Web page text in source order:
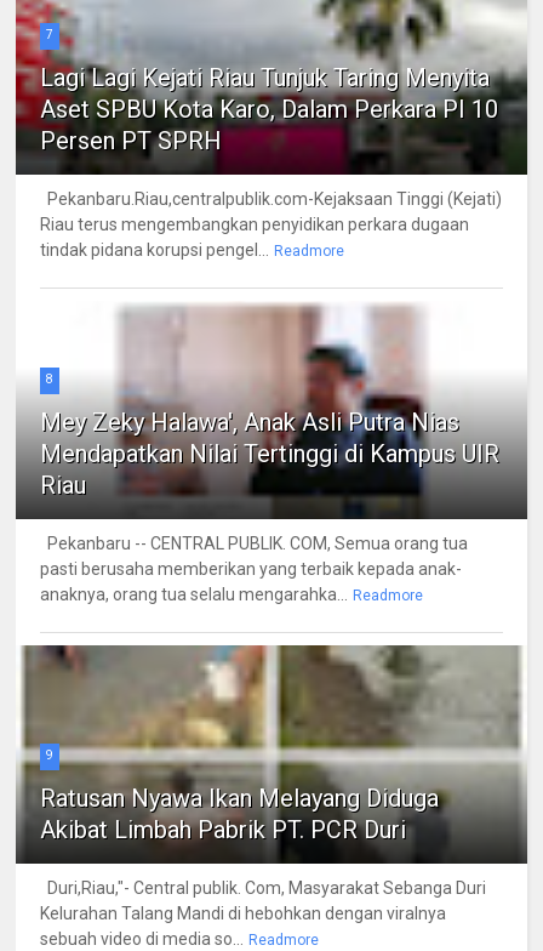
7
Lagi Lagi Kejati Riau Tunjuk Taring Menyita
Aset SPBU Kota Karo, Dalam Perkara PI 10
Persen PT SPRH
Pekanbaru.Riau,centralpublik.com-Kejaksaan Tinggi (Kejati)
Riau terus mengembangkan penyidikan perkara dugaan
tindak pidana korupsi pengel... Readmore
8
Mey Zeky Halawa', Anak Asli Putra Nias
Mendapatkan Nilai Tertinggi di Kampus UIR
Riau
Pekanbaru -- CENTRAL PUBLIK. COM, Semua orang tua
pasti berusaha memberikan yang terbaik kepada anak-
anaknya, orang tua selalu mengarahka... Readmore
9
Ratusan Nyawa Ikan Melayang Diduga
Akibat Limbah Pabrik PT. PCR Duri
Duri,Riau,"- Central publik. Com, Masyarakat Sebanga Duri
Kelurahan Talang Mandi di hebohkan dengan viralnya
sebuah video di media so... Readmore